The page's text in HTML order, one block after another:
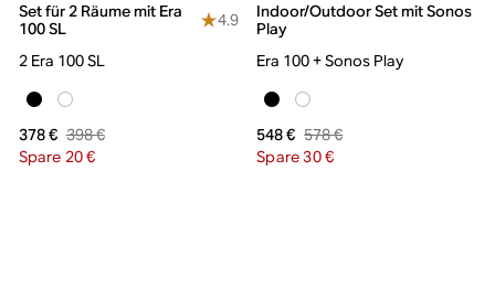
Set für 2 Räume mit Era
100 SL
4.9
2 Era 100 SL
378 € 398 €
Spare 20 €
Indoor/Outdoor Set mit Sonos
Play
Era 100 + Sonos Play
548 € 578 €
Spare 30 €